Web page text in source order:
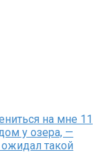
на мне 11
у озера, —
такой